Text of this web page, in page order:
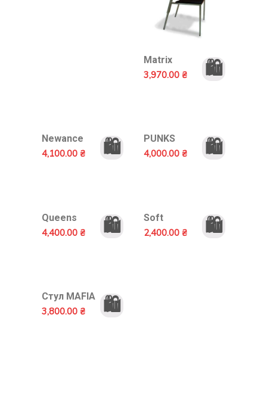
Matrix
3,970.00 ₴ 🛍️
Newance
4,100.00 ₴ 🛍️ PUNKS
4,000.00 ₴ 🛍️
Queens
4,400.00 ₴ 🛍️ Soft
2,400.00 ₴ 🛍️
Стул MAFIA
3,800.00 ₴ 🛍️